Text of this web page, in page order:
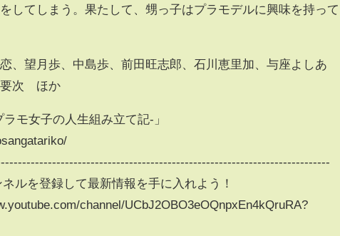
してしまう。果たして、甥っ子はプラモデルに興味を持って
、望月歩、中島歩、前田旺志郎、石川恵里加、与座よしあ
要次 ほか
モ女子の人生組み立て記-」
ルを登録して最新情報を手に入れよう！
channel/UCbJ2OBO3eOQnpxEn4kQruRA?